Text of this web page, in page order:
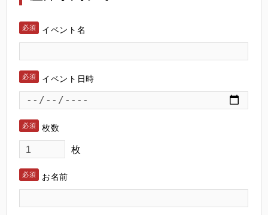
イベント名
イベント日時
枚数
枚
お名前